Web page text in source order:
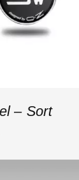
– Sort